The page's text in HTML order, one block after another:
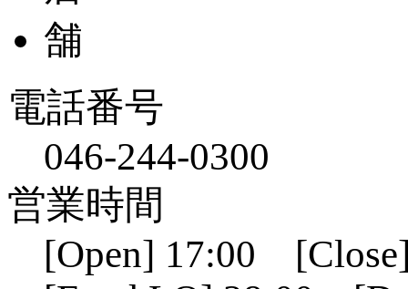
電話番号
046-244-0300
営業時間
[Open] 17:00